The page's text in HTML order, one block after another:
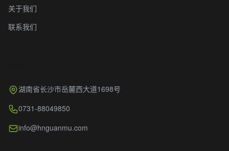
关于我们
联系我们
湖南省长沙市岳麓西大道1698号
0731-88049850
info@hnguanmu.com